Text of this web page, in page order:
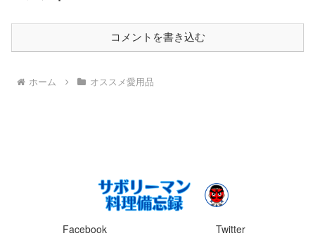
コメントを書き込む
ホーム オススメ愛用品
Facebook
Twitter